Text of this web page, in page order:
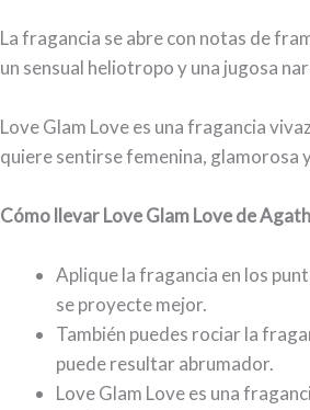
La fragancia se abre con notas de
un sensual heliotropo y una jugosa
Love Glam Love es una fragancia
quiere sentirse femenina, glamorosa
Cómo llevar Love Glam Love de
Aplique la fragancia en los
se proyecte mejor.
También puedes rociar la
puede resultar abrumador.
Love Glam Love es una